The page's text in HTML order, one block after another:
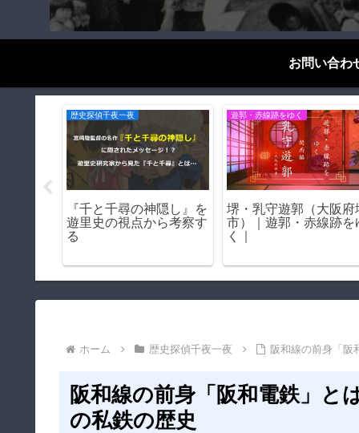
お問い合わ
歴史探偵千夜一夜
『千と千尋の神隠し』を
遊里史の視点から考察す
る
遊郭・赤線跡をゆく
堺・乳守遊郭（大阪府
市）｜遊郭・赤線跡を
く｜
ホーム 歴史探偵千夜一夜 阪和線の前身「阪
阪和線の前身「阪和電鉄」と
の私鉄の歴史